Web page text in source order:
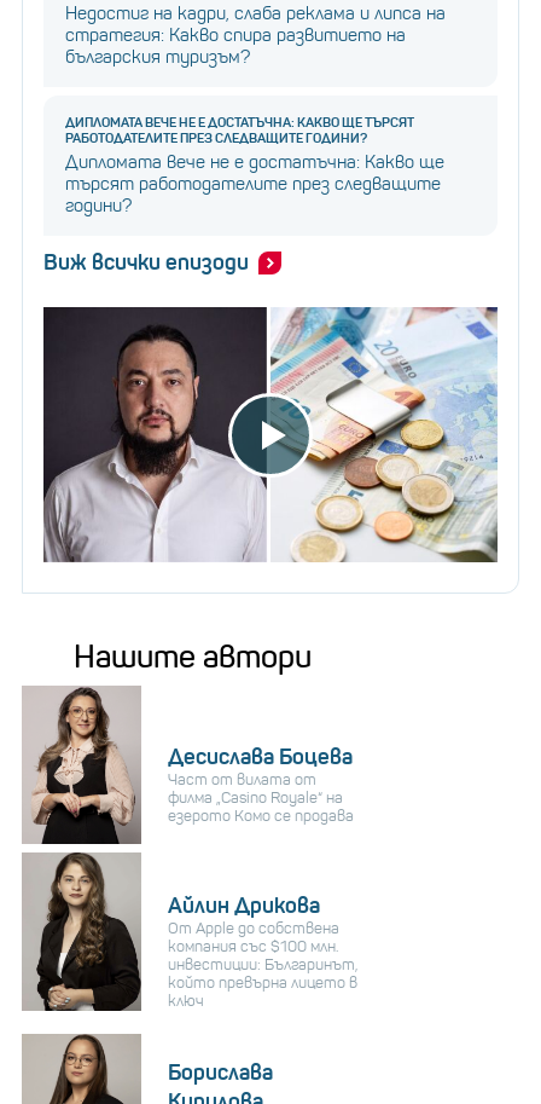
Недостиг на кадри, слаба реклама и липса на
стратегия: Какво спира развитието на
българския туризъм?
ДИПЛОМАТА ВЕЧЕ НЕ Е ДОСТАТЪЧНА: КАКВО ЩЕ ТЪРСЯТ
РАБОТОДАТЕЛИТЕ ПРЕЗ СЛЕДВАЩИТЕ ГОДИНИ?
Дипломата вече не е достатъчна: Какво ще
търсят работодателите през следващите
години?
Виж всички епизоди
Нашите автори
Десислава Боцева
Част от вилата от
филма „Casino Royale“ на
езерото Комо се продава
Айлин Дрикова
От Apple до собствена
компания със $100 млн.
инвестиции: Българинът,
който превърна лицето в
ключ
Борислава